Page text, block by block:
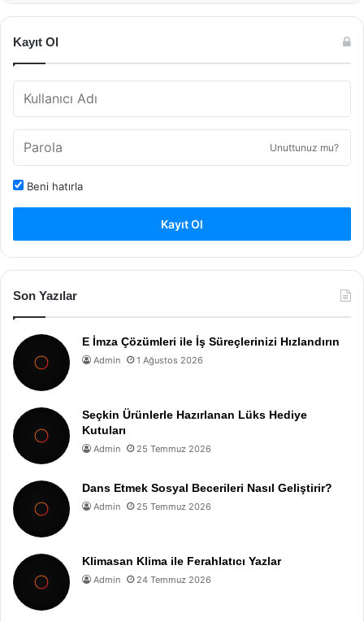
Kayıt Ol
Unuttunuz mu?
Beni hatırla
Kayıt Ol
Son Yazılar
E İmza Çözümleri ile İş Süreçlerinizi Hızlandırın
Admin 1 Ağustos 2026
Seçkin Ürünlerle Hazırlanan Lüks Hediye
Kutuları
Admin 25 Temmuz 2026
Dans Etmek Sosyal Becerileri Nasıl Geliştirir?
Admin 25 Temmuz 2026
Klimasan Klima ile Ferahlatıcı Yazlar
Admin 24 Temmuz 2026